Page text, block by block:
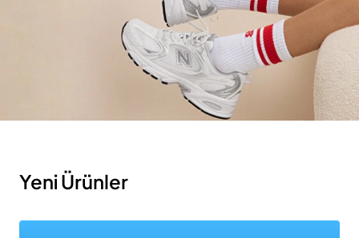
Yeni Ürünler